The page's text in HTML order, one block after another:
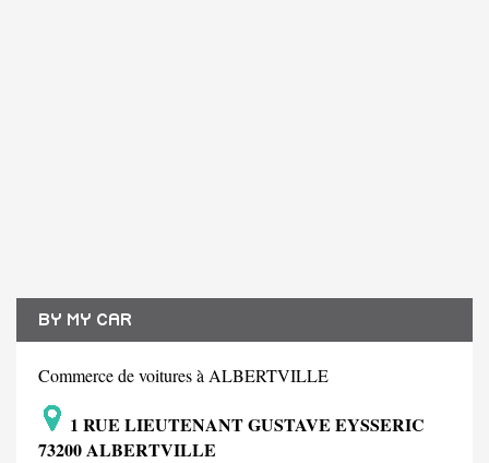
BY MY CAR
Commerce de voitures à ALBERTVILLE
1 RUE LIEUTENANT GUSTAVE EYSSERIC
73200 ALBERTVILLE